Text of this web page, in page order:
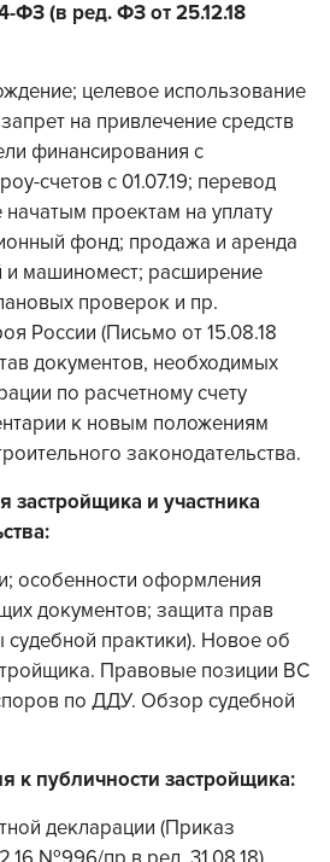
(в ред. ФЗ от 25.12.18
целевое использование
на привлечение средств
финансирования с
счетов с 01.07.19; перевод
проектам на уплату
фонд; продажа и аренда
машиномест; расширение
проверок и пр.
России (Письмо от 15.08.18
документов, необходимых
по расчетному счету
к новым положениям
законодательства.
застройщика и участника
особенности оформления
документов; защита прав
судебной практики). Новое об
Правовые позиции ВС
по ДДУ. Обзор судебной
к публичности застройщика:
декларации (Приказ